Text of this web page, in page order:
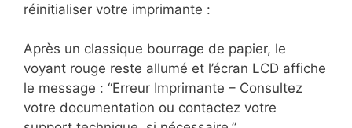
réinitialiser votre imprimante :
Après un classique bourrage de papier, le
voyant rouge reste allumé et l’écran LCD affiche
le message : “Erreur Imprimante – Consultez
votre documentation ou contactez votre